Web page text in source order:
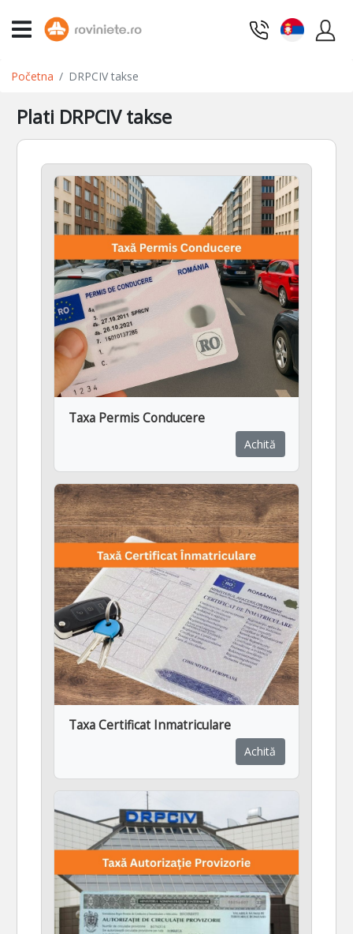
Početna DRPCIV takse
Plati DRPCIV takse
Taxa Permis Conducere
Achită
Taxa Certificat Inmatriculare
Achită